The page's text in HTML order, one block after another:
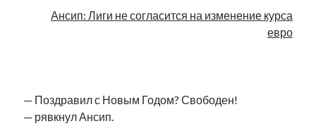
в поисках здравого смысла выборы высказывание
подкаст потеряны данные
Ансип: Лиги не согласится на изменение курса
евро
— Поздравил с Новым Годом? Свободен!
— рявкнул Ансип.